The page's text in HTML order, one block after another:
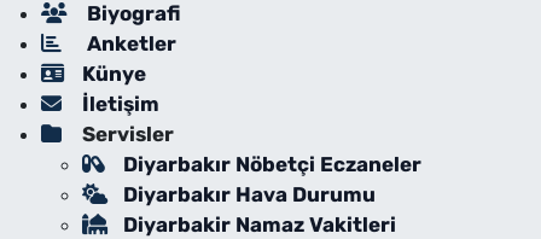
Biyografi
Anketler
Künye
İletişim
Servisler
Diyarbakır Nöbetçi Eczaneler
Diyarbakır Hava Durumu
Diyarbakir Namaz Vakitleri